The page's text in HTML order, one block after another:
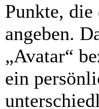
Punkte,
angeben.
„Avatar“
ein